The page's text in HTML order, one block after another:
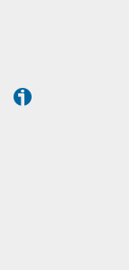
Tiktok